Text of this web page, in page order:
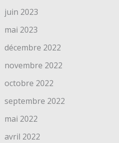
juin 2023
mai 2023
décembre 2022
novembre 2022
octobre 2022
septembre 2022
mai 2022
avril 2022